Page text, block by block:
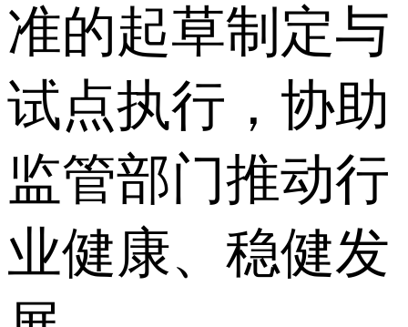
准的起草制定与
试点执行，协助
监管部门推动行
业健康、稳健发